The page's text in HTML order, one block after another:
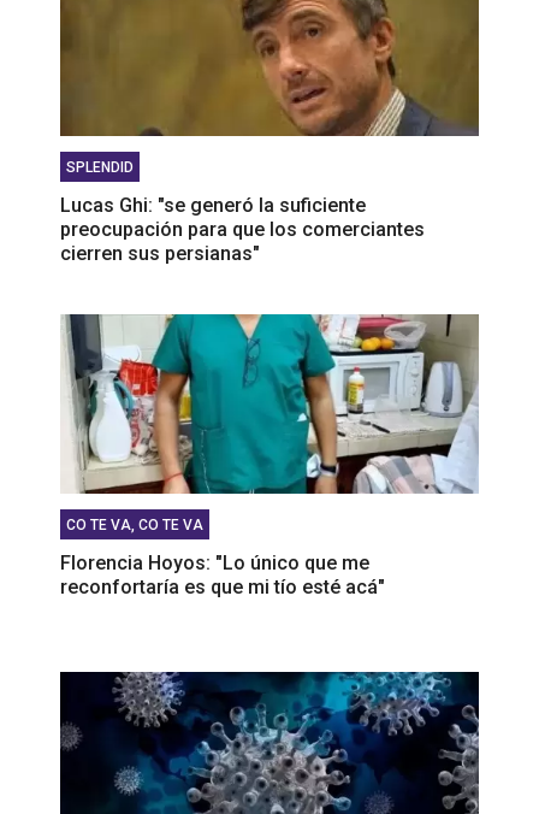
SPLENDID
Lucas Ghi: "se generó la suficiente
preocupación para que los comerciantes
cierren sus persianas"
CO TE VA, CO TE VA
Florencia Hoyos: "Lo único que me
reconfortaría es que mi tío esté acá"